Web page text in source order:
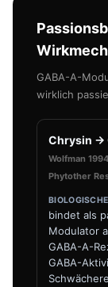
GABA-A-
wirklich
Chrysin →
Wolfman
Phytother
bindet als
Modulator
GABA-A-
GABA-